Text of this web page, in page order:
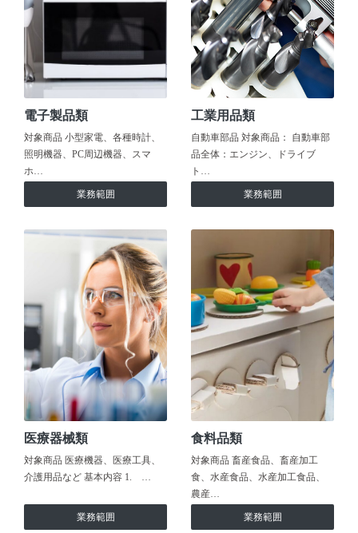
電子製品類
対象商品 小型家電、各種時計、
照明機器、PC周辺機器、スマ
ホ…
業務範囲
工業用品類
自動車部品 対象商品： 自動車部
品全体：エンジン、ドライブ
ト…
業務範囲
医療器械類
対象商品 医療機器、医療工具、
介護用品など 基本内容 1. …
業務範囲
食料品類
対象商品 畜産食品、畜産加工
食、水産食品、水産加工食品、
農産…
業務範囲